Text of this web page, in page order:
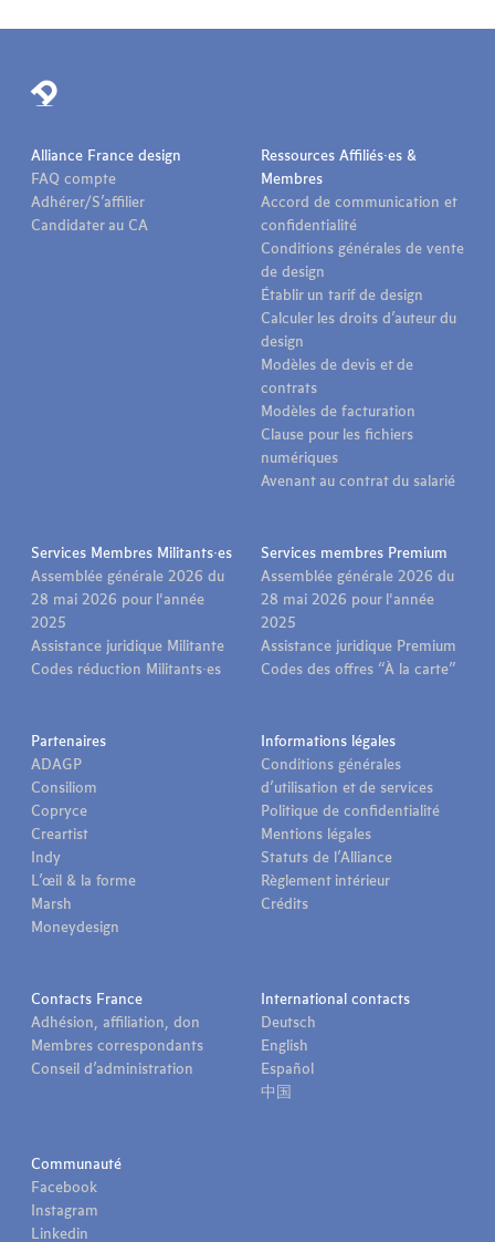
Alliance France design
FAQ compte
Adhérer/S’affilier
Candidater au CA
Ressources Affiliés·es &
Membres
Accord de communication et
confidentialité
Conditions générales de vente
de design
Établir un tarif de design
Calculer les droits d’auteur du
design
Modèles de devis et de
contrats
Modèles de facturation
Clause pour les fichiers
numériques
Avenant au contrat du salarié
Services Membres Militants·es
Assemblée générale 2026 du
28 mai 2026 pour l'année
2025
Assistance juridique Militante
Codes réduction Militants·es
Services membres Premium
Assemblée générale 2026 du
28 mai 2026 pour l'année
2025
Assistance juridique Premium
Codes des offres “À la carte”
Partenaires
ADAGP
Consiliom
Copryce
Creartist
Indy
L’œil & la forme
Marsh
Moneydesign
Informations légales
Conditions générales
d’utilisation et de services
Politique de confidentialité
Mentions légales
Statuts de l’Alliance
Règlement intérieur
Crédits
Contacts France
Adhésion, affiliation, don
Membres correspondants
Conseil d’administration
International contacts
Deutsch
English
Español
中国
Communauté
Facebook
Instagram
Linkedin